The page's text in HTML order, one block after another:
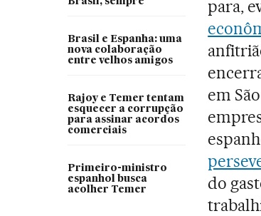
Brasil e Espanha: uma
nova colaboração
entre velhos amigos
Rajoy e Temer tentam
esquecer a corrupção
para assinar acordos
comerciais
Primeiro-ministro
espanhol busca
acolher Temer
para,
em
do